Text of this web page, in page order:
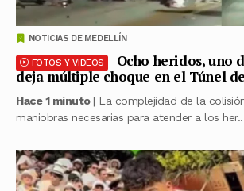
NOTICIAS DE MEDELLÍN
FOTOS Y VIDEOS
Ocho heridos, uno
deja múltiple choque en el Túnel
Hace 1 minuto| La complejidad de la
maniobras necesarias para atender a los